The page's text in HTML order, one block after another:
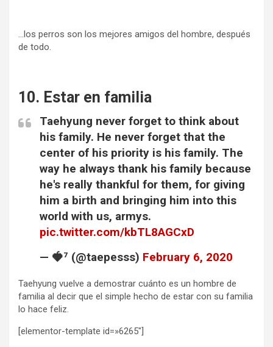
…los perros son los mejores amigos del hombre, después
de todo.
10. Estar en familia
Taehyung never forget to think about
his family. He never forget that the
center of his priority is his family. The
way he always thank his family because
he's really thankful for them, for giving
him a birth and bringing him into this
world with us, armys.
pic.twitter.com/kbTL8AGCxD
— 🍓⁷ (@taepesss) February 6, 2020
Taehyung vuelve a demostrar cuánto es un hombre de
familia al decir que el simple hecho de estar con su familia
lo hace feliz.
[elementor-template id=»6265″]